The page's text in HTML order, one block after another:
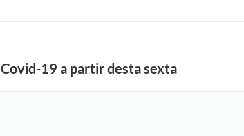
19 a partir desta sexta